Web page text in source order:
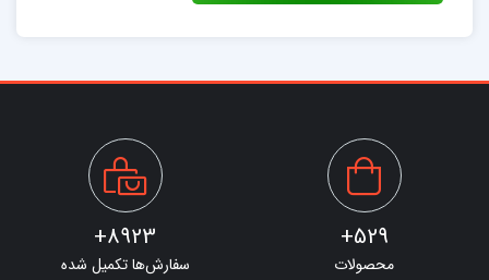
529+
محصولات
8923+
سفارش‌ها تکمیل شده